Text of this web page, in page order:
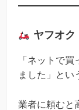
ヤフオク
「ネットで
ました」とい
業者に頼むと